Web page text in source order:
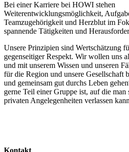
Bei einer Karriere bei HOWI stehen
Weiterentwicklungsmöglichkeit,
Teamzugehörigkeit und Herzblut im
spannende Tätigkeiten und
Unsere Prinzipien sind Wertschätzung
gegenseitiger Respekt. Wir wollen uns
und mit unserem Wissen und unseren
für die Region und unsere Gesellschaft
und gemeinsam gut durchs Leben
gerne Teil einer Gruppe ist, auf die
privaten Angelegenheiten verlassen